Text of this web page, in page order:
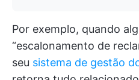
Por exemplo, quando
“escalonamento de
seu sistema de gestão